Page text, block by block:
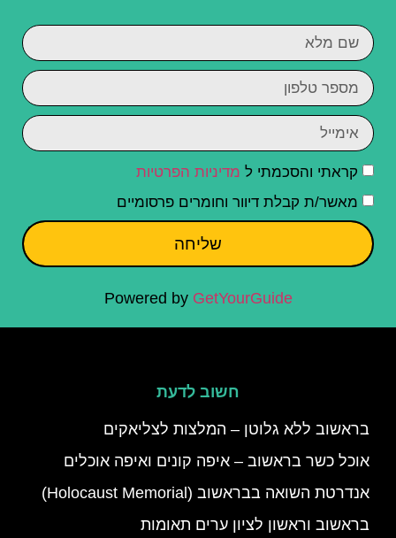
קראתי והסכמתי ל מדיניות הפרטיות
מאשר/ת קבלת דיוור וחומרים פרסומיים
שליחה
Powered by GetYourGuide
חשוב לדעת
בראשוב ללא גלוטן – המלצות לצליאקים
אוכל כשר בראשוב – איפה קונים ואיפה אוכלים
אנדרטת השואה בבראשוב (Holocaust Memorial)
בראשוב וראשון לציון ערים תאומות